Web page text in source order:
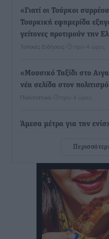
«Γιατί οι Τούρκοι
Τουρκική εφημερίδα
γείτονες προτιμούν την
Τοπικές Ειδήσεις πριν 4 ώρες
«Μουσικό Ταξίδι στο
νέα σελίδα στον πολιτισμό
Πολιτιστικά πριν 4 ώρες
Άμεσα μέτρα για την
ανακοίνωσε ο Άδωνις
Iατρικός Σύλλογος
Στρατηγικές Προτάσεις
Δημόσιας Υγείας στη
Νοσοκομεία της Γ΄ Ζώνης
Τοπικές Ειδήσεις• πριν 4 ώρες